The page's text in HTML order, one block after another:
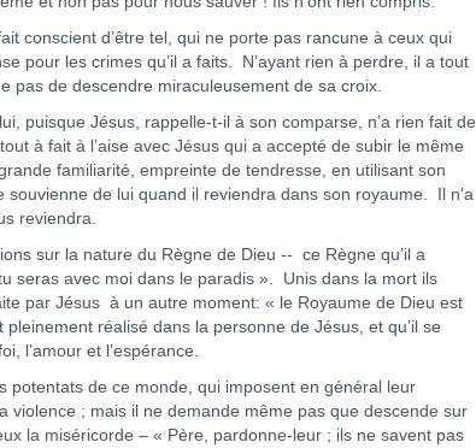
d’être tel, qui ne porte pas rancune à ceux qui
pour les crimes qu’il a faits. N’ayant rien à perdre, il a tout
pas de descendre miraculeusement de sa croix.
Jésus, rappelle-t-il à son comparse, n’a rien fait de
à fait à l’aise avec Jésus qui a accepté de subir le même
familiarité, empreinte de tendresse, en utilisant son
de lui quand il reviendra dans son royaume. Il n’a
reviendra.
sur la nature du Règne de Dieu -- ce Règne qu’il a
seras avec moi dans le paradis ». Unis dans la mort ils
par Jésus à un autre moment: « le Royaume de Dieu est
réalisé dans la personne de Jésus, et qu’il se
l’amour et l’espérance.
de ce monde, qui imposent en général leur
; mais il ne demande même pas que descende sur
la miséricorde – « Père, pardonne-leur ; ils ne savent pas